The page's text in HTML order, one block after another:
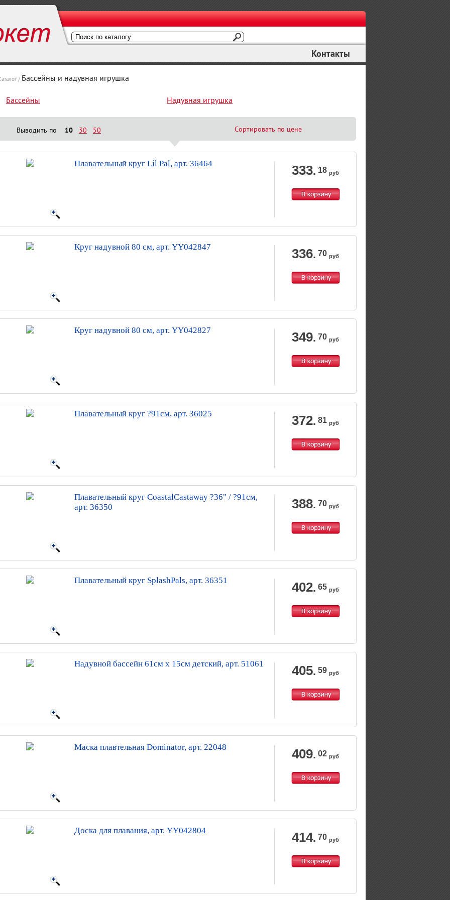
Контакты
/ Бассейны и надувная игрушка
Бассейны Надувная игрушка
Выводить по 10 30 50 Сортировать по цене
Плавательный круг Lil Pal, арт. 36464 333. 18 руб
Круг надувной 80 см, арт. YY042847 336. 70 руб
Круг надувной 80 см, арт. YY042827 349. 70 руб
Плавательный круг ?91см, арт. 36025 372. 81 руб
Плавательный круг CoastalCastaway ?36" / ?91см,
арт. 36350
388. 70 руб
Плавательный круг SplashPals, арт. 36351 402. 65 руб
Надувной бассейн 61см х 15см детский, арт. 51061 405. 59 руб
Маска плавтельная Dominator, арт. 22048 409. 02 руб
Доска для плавания, арт. YY042804 414. 70 руб